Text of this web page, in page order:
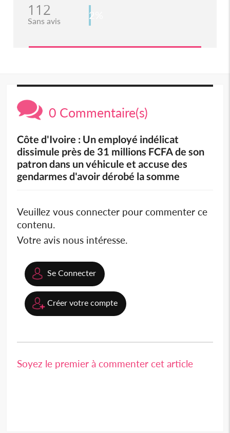
112
Sans avis 2%
0 Commentaire(s)
Côte d'Ivoire : Un employé indélicat
dissimule près de 31 millions FCFA de son
patron dans un véhicule et accuse des
gendarmes d'avoir dérobé la somme
Veuillez vous connecter pour commenter ce
contenu.
Votre avis nous intéresse.
Se Connecter
Créer votre compte
Soyez le premier à commenter cet article